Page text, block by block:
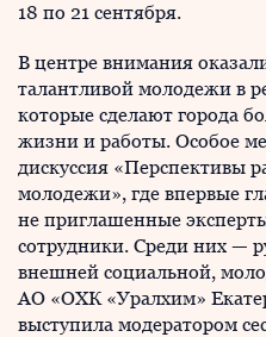
18 по 21 сентября.
В центре внимания
талантливой молодежи в
которые сделают города
жизни и работы. Особое
дискуссия «Перспективы
молодежи», где впервые
не приглашенные
сотрудники. Среди них —
внешней социальной,
АО «ОХК «Уралхим»
выступила модератором